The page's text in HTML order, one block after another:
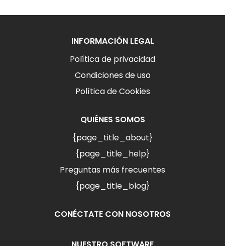
INFORMACIÓN LEGAL
Política de privacidad
Condiciones de uso
Política de Cookies
QUIÉNES SOMOS
{page_title_about}
{page_title_help}
Preguntas más frecuentes
{page_title_blog}
CONÉCTATE CON NOSOTROS